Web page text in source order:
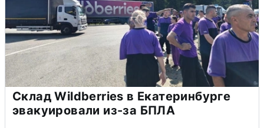
Склад Wildberries в Екатеринбурге
эвакуировали из-за БПЛА